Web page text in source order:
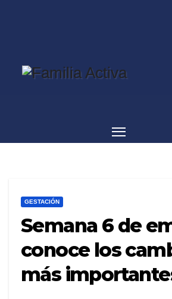
GESTACIÓN
Semana 6 de
conoce los
más